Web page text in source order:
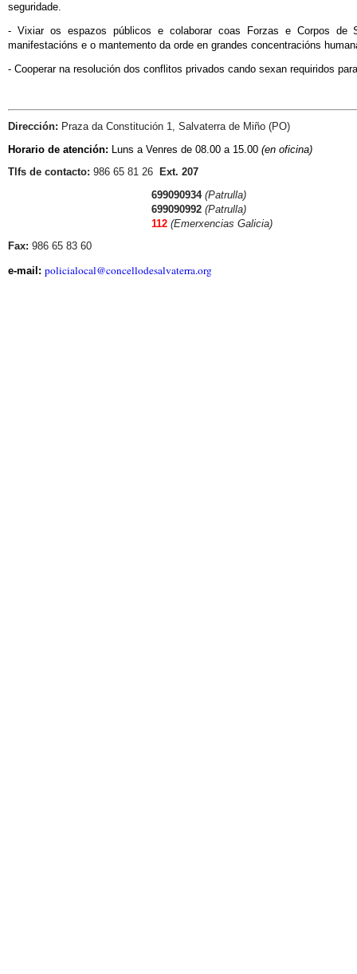
seguridade.
- Vixiar os espazos públicos e colaborar coas Forzas e Corpos de
manifestacións e o mantemento da orde en grandes concentracións
- Cooperar na resolución dos conflitos privados cando sexan requiridos
Dirección: Praza da Constitución 1, Salvaterra de Miño (PO)
Horario de atención: Luns a Venres de 08.00 a 15.00 (en oficina)
Tlfs de contacto: 986 65 81 26
Ext. 207
699090934 (Patrulla)
699090992 (Patrulla)
112 (Emerxencias Galicia)
Fax: 986 65 83 60
e-mail: policialocal​@​concellodesalvaterra.org